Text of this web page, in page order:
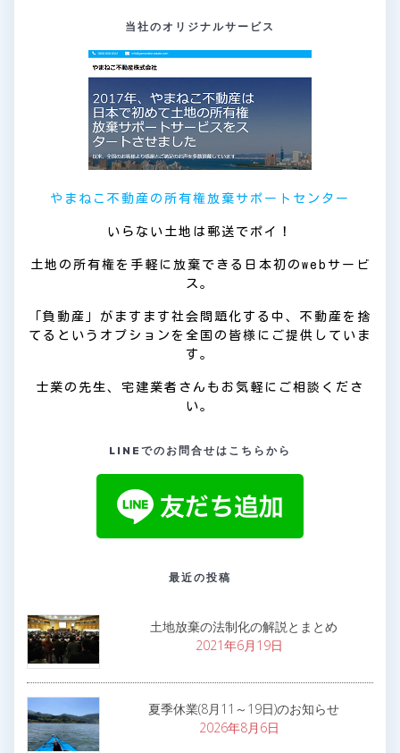
当社のオリジナルサービス
やまねこ不動産の所有権放棄サポートセンター
いらない土地は郵送でポイ！
土地の所有権を手軽に放棄できる日本初のwebサービ
ス。
「負動産」がますます社会問題化する中、不動産を捨
てるというオプションを全国の皆様にご提供していま
す。
士業の先生、宅建業者さんもお気軽にご相談くださ
い。
LINEでのお問合せはこちらから
最近の投稿
土地放棄の法制化の解説とまとめ
2021年6月19日
夏季休業(8月11～19日)のお知らせ
2026年8月6日